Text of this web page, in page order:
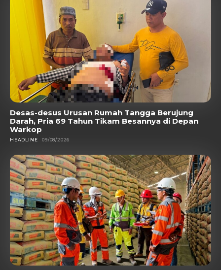
Desas-desus Urusan Rumah Tangga Berujung
Darah, Pria 69 Tahun Tikam Besannya di Depan
Warkop
HEADLINE 09/08/2026